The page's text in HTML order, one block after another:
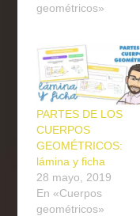
geométricos»
PARTES DE LOS
CUERPOS
GEOMÉTRICOS:
lámina y ficha
28 mayo, 2019
En «Cuerpos
geométricos»